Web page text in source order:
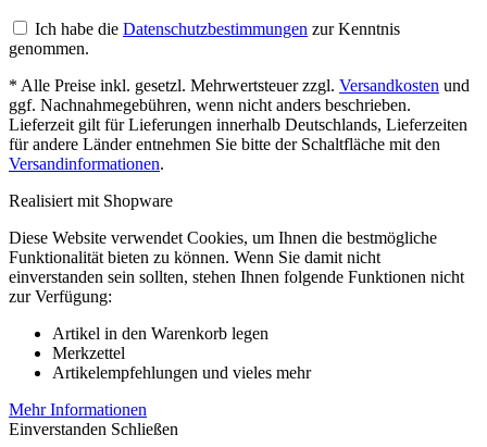
Ich habe die Datenschutzbestimmungen zur Kenntnis
genommen.
* Alle Preise inkl. gesetzl. Mehrwertsteuer zzgl. Versandkosten und
ggf. Nachnahmegebühren, wenn nicht anders beschrieben.
Lieferzeit gilt für Lieferungen innerhalb Deutschlands, Lieferzeiten
für andere Länder entnehmen Sie bitte der Schaltfläche mit den
Versandinformationen.
Realisiert mit Shopware
Diese Website verwendet Cookies, um Ihnen die bestmögliche
Funktionalität bieten zu können. Wenn Sie damit nicht
einverstanden sein sollten, stehen Ihnen folgende Funktionen nicht
zur Verfügung:
Artikel in den Warenkorb legen
Merkzettel
Artikelempfehlungen und vieles mehr
Mehr Informationen
Einverstanden Schließen